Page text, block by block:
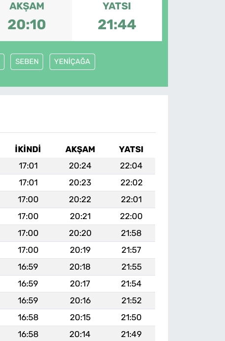
AKŞAM
20:10
YATSI
21:44
SEBEN YENİÇAĞA
İKINDI AKŞAM
YATSI
17:01 20:24
22:04
17:01 20:23
22:02
17:00 20:22
22:01
17:00 20:21
22:00
17:00 20:20
21:58
17:00 20:19
21:57
16:59 20:18
21:55
16:59 20:17
21:54
16:59 20:16
21:52
16:58 20:15
21:50
16:58 20:14
21:49